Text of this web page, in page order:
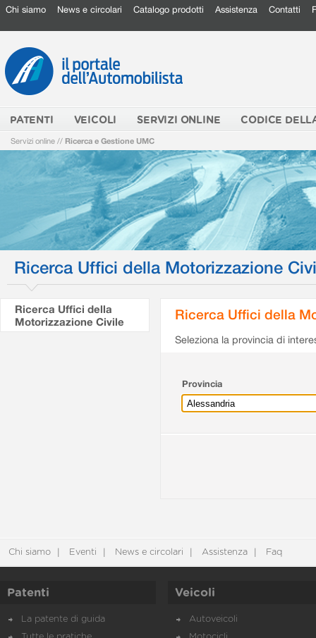
Chi siamo News e circolari Catalogo prodotti Assistenza Contatti
PATENTI VEICOLI SERVIZI ONLINE CODICE
Servizi online // Ricerca e Gestione UMC
Ricerca Uffici della Motorizzazione
Ricerca Uffici della
Motorizzazione Civile
Ricerca Uffici della
Seleziona la provincia di
Provincia
Chi siamo Eventi News e circolari Assistenza Faq
Patenti
La patente di guida
Veicoli
Autoveicoli